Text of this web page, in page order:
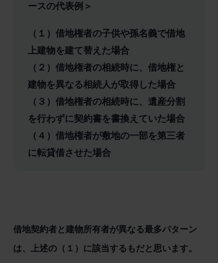
ースの代表例＞
（１）借地権者の子供や孫名義で借地
上建物を建て替えた場合
（２）借地権者の相続時に、借地権と
建物を異なる相続人が取得した場合
（３）借地権者の相続時に、遺産分割
を行わずに契約書を書換えていた場合
（４）借地権者が敷地の一部を第三者
に転貸借させた場合
借地契約者と建物所有者が異なる最多パターン
は、上述の（１）に該当するもだと思います。